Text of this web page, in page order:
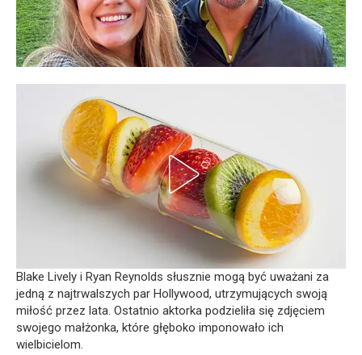
Blake Lively i Ryan Reynolds słusznie mogą być uważani za
jedną z najtrwalszych par Hollywood, utrzymujących swoją
miłość przez lata. Ostatnio aktorka podzieliła się zdjęciem
swojego małżonka, które głęboko imponowało ich
wielbicielom.